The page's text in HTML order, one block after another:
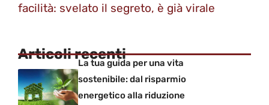
facilità: svelato il segreto, è già virale
Articoli recenti
La tua guida per una vita
sostenibile: dal risparmio
energetico alla riduzione